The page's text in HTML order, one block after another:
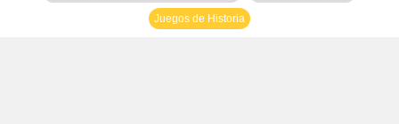
Juegos de Historia